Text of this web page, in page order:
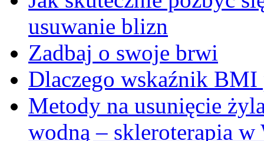
usuwanie blizn
Zadbaj o swoje brwi
Dlaczego wskaźnik BMI
Metody na usunięcie
wodną – skleroterapia w